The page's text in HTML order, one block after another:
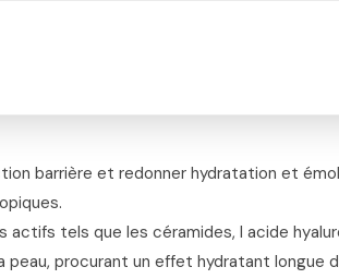
barrière et redonner hydratation et
tels que les céramides, l acide
procurant un effet hydratant longue